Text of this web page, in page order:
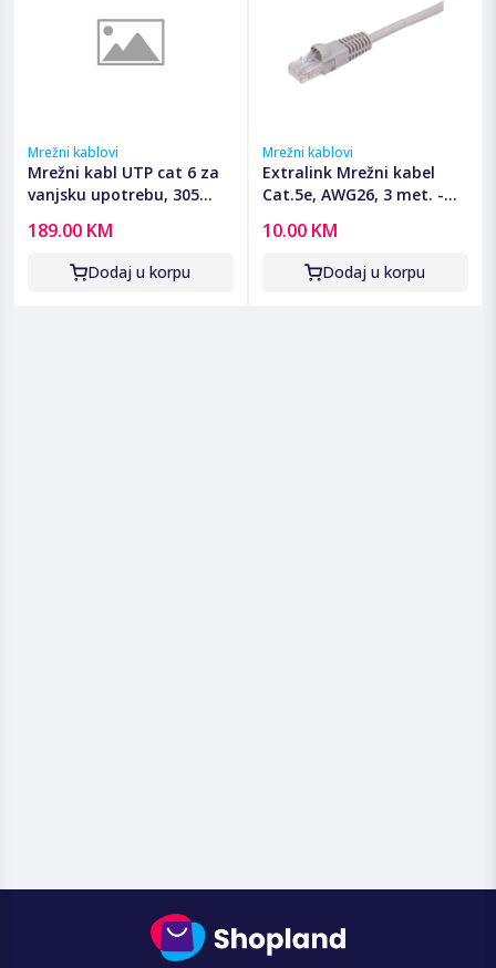
Mrežni kablovi
Mrežni kabl UTP cat 6 za
vanjsku upotrebu, 305
189.00 KM
Dodaj u korpu
Mrežni kablovi
Extralink Mrežni kabel
Cat.5e, AWG26, 3 met. -
Patchcord
10.00 KM
Dodaj u korpu